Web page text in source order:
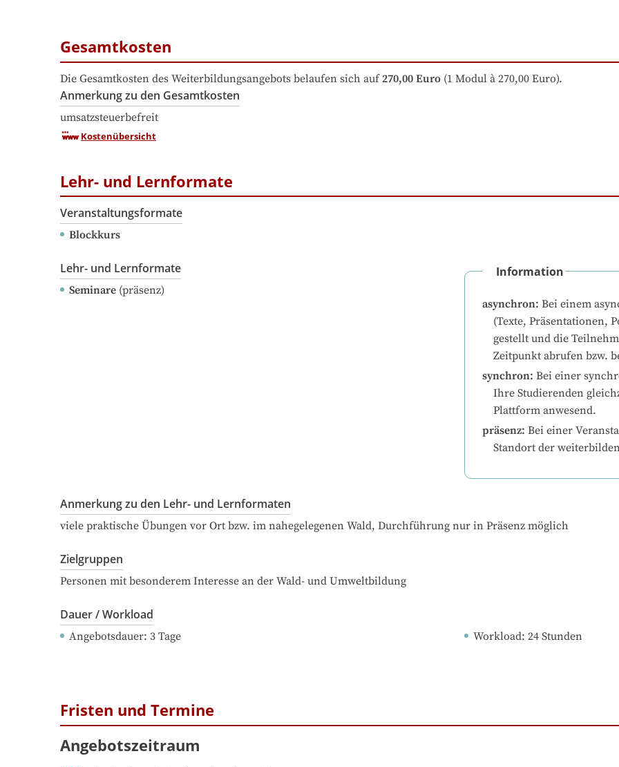
Gesamtkosten
Die Gesamtkosten des Weiterbildungsangebots belaufen sich auf 270,00 Euro (1 Modul à 270,00 Euro).
Anmerkung zu den Gesamtkosten
umsatzsteuerbefreit
Kostenübersicht
Lehr- und Lernformate
Veranstaltungsformate
Blockkurs
Lehr- und Lernformate
Seminare (präsenz)
Information
asynchron: Bei einem
(Texte, Präsentationen,
gestellt und die
Zeitpunkt abrufen bzw.
synchron: Bei einer
Ihre Studierenden
Plattform anwesend.
präsenz: Bei einer
Standort der
Anmerkung zu den Lehr- und Lernformaten
viele praktische Übungen vor Ort bzw. im nahegelegenen Wald, Durchführung nur in Präsenz möglich
Zielgruppen
Personen mit besonderem Interesse an der Wald- und Umweltbildung
Dauer / Workload
Angebotsdauer: 3 Tage Workload: 24 Stunden
Fristen und Termine
Angebotszeitraum